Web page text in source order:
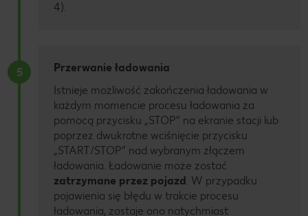
4).
5
Przerwanie ładowania
Istnieje możliwość zakończenia ładowania w
każdym momencie procesu ładowania za
pomocą przycisku „STOP” na ekranie stacji lub
poprzez dwukrotne wciśnięcie przycisku
„START/STOP” nad wybranym złączem
ładowania. Ładowanie może zostać
zatrzymane przez pojazd . W przypadku
pojawienia się błędu w trakcie procesu
ładowania, zostaje ono natychmiast